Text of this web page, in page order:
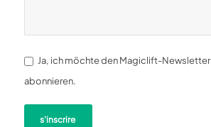
Ja, ich möchte den Magiclift-Newsletter
abonnieren.